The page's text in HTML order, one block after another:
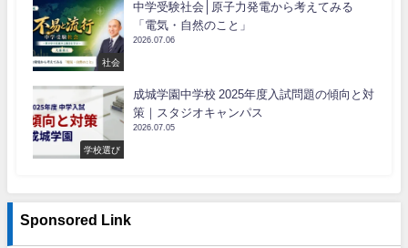
社会
中学受験社会│原子力発電から考えてみる
「電気・自然のこと」
2026.07.06
学校選び
成城学園中学校 2025年度入試問題の傾向と対
策｜スタジオキャンパス
2026.07.05
Sponsored Link